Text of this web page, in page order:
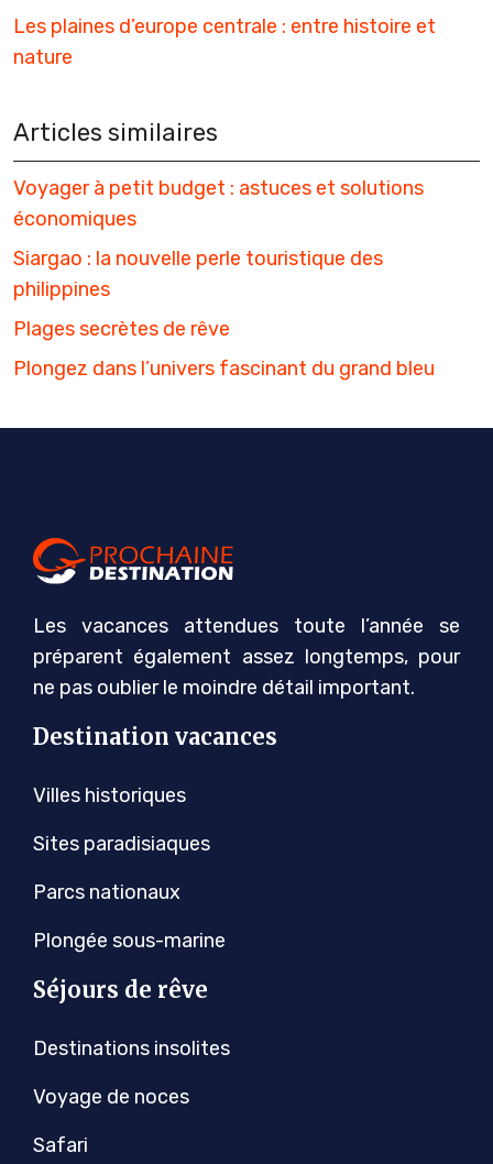
Les plaines d’europe centrale : entre histoire et
nature
Articles similaires
Voyager à petit budget : astuces et solutions
économiques
Siargao : la nouvelle perle touristique des
philippines
Plages secrètes de rêve
Plongez dans l’univers fascinant du grand bleu
Les vacances attendues toute l’année se
préparent également assez longtemps, pour
ne pas oublier le moindre détail important.
Destination vacances
Villes historiques
Sites paradisiaques
Parcs nationaux
Plongée sous-marine
Séjours de rêve
Destinations insolites
Voyage de noces
Safari